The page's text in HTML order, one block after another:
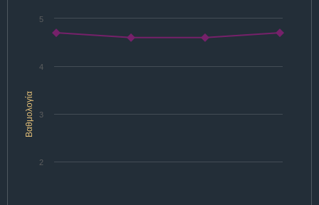
Βαθμολογία
2
3
4
5